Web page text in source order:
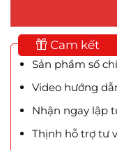
Cam kết
Sản phẩm số
Video hướng
Nhận ngay lập
Thịnh hỗ trợ tư